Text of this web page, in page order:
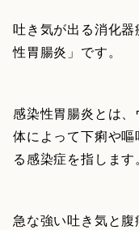
吐き気が出る消化
性胃腸炎」です。
感染性胃腸炎とは
体によって下痢や
る感染症を指します。
急な強い吐き気と